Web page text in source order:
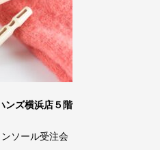
ズ横浜店５階
ソール受注会